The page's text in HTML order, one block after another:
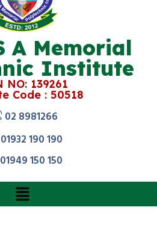
A Memorial
Institute
NO: 139261
Code : 50518
02 8981266
01932 190 190
01949 150 150